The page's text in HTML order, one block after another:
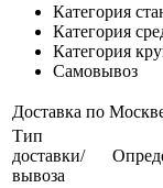
Категория
Категория
Категория
Самовывоз
Доставка по
Тип
доставки/
вывоза